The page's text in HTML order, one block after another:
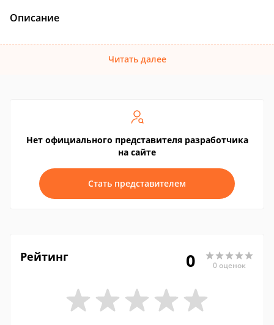
Описание
Читать далее
Нет официального представителя разработчика
на сайте
Стать представителем
Рейтинг 0 0 оценок